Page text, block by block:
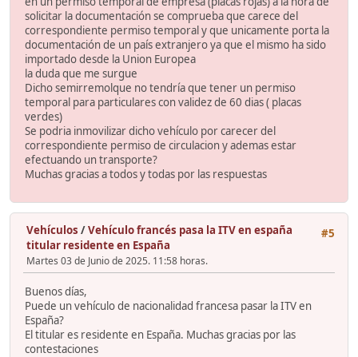
solicitar la documentación se comprueba que carece del
correspondiente permiso temporal y que unicamente porta la
documentación de un país extranjero ya que el mismo ha sido
importado desde la Union Europea
la duda que me surgue
Dicho semirremolque no tendría que tener un permiso
temporal para particulares con validez de 60 dias ( placas
verdes)
Se podria inmovilizar dicho vehículo por carecer del
correspondiente permiso de circulacion y ademas estar
efectuando un transporte?
Muchas gracias a todos y todas por las respuestas
#5
Vehículos /Vehículo francés pasa la ITV en españa
titular residente en España
Martes 03 de Junio de 2025. 11:58 horas.
Buenos días,
Puede un vehículo de nacionalidad francesa pasar la ITV en
España?
El titular es residente en España. Muchas gracias por las
contestaciones